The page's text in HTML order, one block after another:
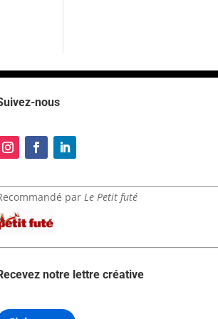
nous
par Le Petit futé
notre lettre créative